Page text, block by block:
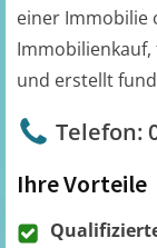
einer Immobilie
und erstellt
Telefon:
Ihre Vorteile